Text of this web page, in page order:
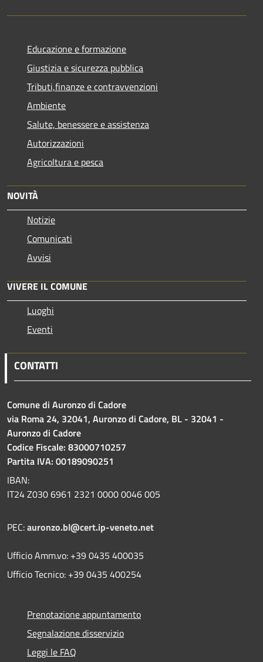
Educazione e formazione
Giustizia e sicurezza pubblica
Tributi,finanze e contravvenzioni
Ambiente
Salute, benessere e assistenza
Autorizzazioni
Agricoltura e pesca
NOVITÀ
Notizie
Comunicati
Avvisi
VIVERE IL COMUNE
Luoghi
Eventi
CONTATTI
Comune di Auronzo di Cadore
via Roma 24, 32041, Auronzo di Cadore, BL - 32041 -
Auronzo di Cadore
Codice Fiscale: 83000710257
Partita IVA: 00189090251
IBAN:
IT24 Z030 6961 2321 0000 0046 005
PEC:auronzo.bl@cert.ip-veneto.net
Ufficio Amm.vo: +39 0435 400035
Ufficio Tecnico: +39 0435 400254
Prenotazione appuntamento
Segnalazione disservizio
Leggi le FAQ